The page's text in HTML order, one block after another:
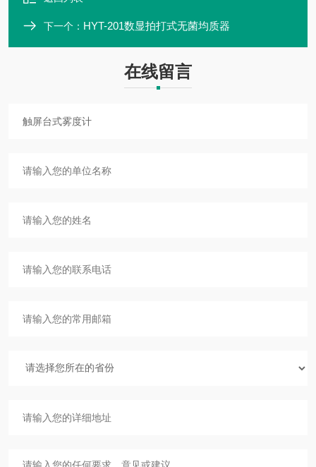
下一个： HYT-201数显拍打式无菌均质器
在线留言